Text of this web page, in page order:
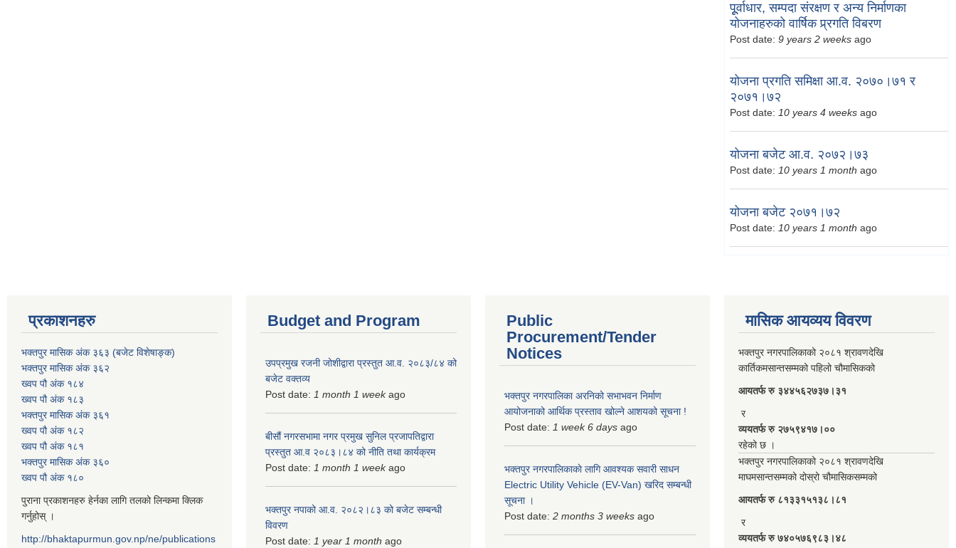
पूूर्वाधार, सम्पदा संरक्षण र अन्य निर्माणका
योजनाहरुको वार्षिक प्र्रगति विबरण
Post date: 9 years 2 weeks ago
योजना प्रगति समिक्षा आ.व. २०७०।७१ र
२०७१।७२
Post date: 10 years 4 weeks ago
योजना बजेट आ.व. २०७२।७३
Post date: 10 years 1 month ago
योजना बजेट २०७१।७२
Post date: 10 years 1 month ago
प्रकाशनहरु
भक्तपुर मासिक अंक ३६३ (बजेट विशेषाङ्क)
भक्तपुर मासिक अंक ३६२
ख्वप पौ अंक १८४
ख्वप पौ अंक १८३
भक्तपुर मासिक अंक ३६१
ख्वप पौ अंक १८२
ख्वप पौ अंक १८१
भक्तपुर मासिक अंक ३६०
ख्वप पौ अंक १८०
पुराना प्रकाशनहरु हेर्नका लागि तलको लिन्कमा क्लिक
गर्नुहोस् ।
http://bhaktapurmun.gov.np/ne/publications
Budget and Program
उपप्रमुख रजनी जोशीद्वारा प्रस्तुत आ.व. २०८३/८४ को
बजेट वक्तव्य
Post date: 1 month 1 weekago
बीसौं नगरसभामा नगर प्रमुख सुनिल प्रजापतिद्वारा
प्रस्तुत आ.व‍ २०८३।८४ को नीति तथा कार्यक्रम
Post date: 1 month 1 weekago
भक्तपुर नपाको आ.व. २०८२।८३ को बजेट सम्बन्धी
विवरण
Post date: 1 year 1 month ago
Public
Procurement/Tender
Notices
भक्तपुर नगरपालिका अरनिको सभाभवन निर्माण
आयोजनाको आर्थिक प्रस्ताव खोल्ने आशयको सूचना !
Post date: 1 week 6 days ago
भक्तपुर नगरपालिकाकाे लागि आवश्यक सवारी साधन
Electric Utility Vehicle (EV-Van) खरिद सम्बन्धी
सूचना ।
Post date: 2 months 3 weeks ago
मासिक आयव्यय विवरण
भक्तपुर नगरपालिकाको २०८१ श्रावणदेखि
कार्तिकमसान्तसम्मको पहिलो चौमासिकको
आयतर्फ रु‌ ३४४५६२७३७।३१
र
व्ययतर्फ रु २७५९४१७।००
रहेको छ ।
भक्तपुर नगरपालिकाको २०८१ श्रावणदेखि
माघमसान्तसम्मको दोस्रो चौमासिकसम्मको
आयतर्फ रु‌ ८१३३१५१३८।८१
र
व्ययतर्फ रु ७४०५७६९८३।४८